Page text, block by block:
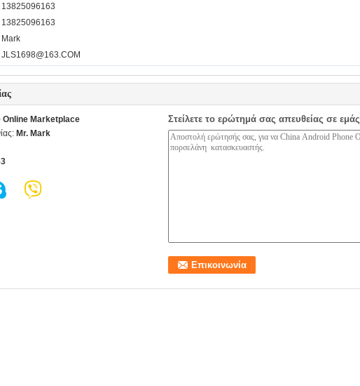
13825096163
13825096163
Mark
JLS1698@163.COM
Online Marketplace
Mr. Mark
Στείλετε το ερώτημά σας απευθείας σε εμάς